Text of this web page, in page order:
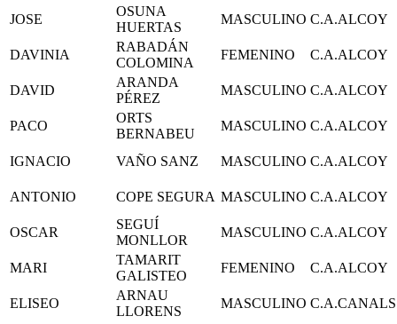
JOSE
OSUNA
HUERTAS
MASCULINO C.A.ALCOY
DAVINIA
RABADÁN
COLOMINA
FEMENINO C.A.ALCOY
DAVID
ARANDA
PÉREZ
MASCULINO C.A.ALCOY
PACO
ORTS
BERNABEU
MASCULINO C.A.ALCOY
IGNACIO VAÑO SANZ MASCULINO C.A.ALCOY
ANTONIO COPE SEGURA MASCULINO C.A.ALCOY
OSCAR
SEGUÍ
MONLLOR
MASCULINO C.A.ALCOY
MARI
TAMARIT
GALISTEO
FEMENINO C.A.ALCOY
ELISEO
ARNAU
LLORENS
MASCULINO C.A.CANALS